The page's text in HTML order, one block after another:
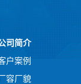
司简介
户案例
容厂貌